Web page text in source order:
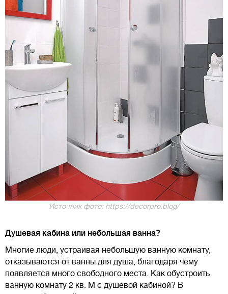
Источник фото: https://decorpro.blog/
Душевая кабина или небольшая ванна?
Многие люди, устраивая небольшую ванную комнату,
отказываются от ванны для душа, благодаря чему
появляется много свободного места. Как обустроить
ванную комнату 2 кв. М с душевой кабиной? В